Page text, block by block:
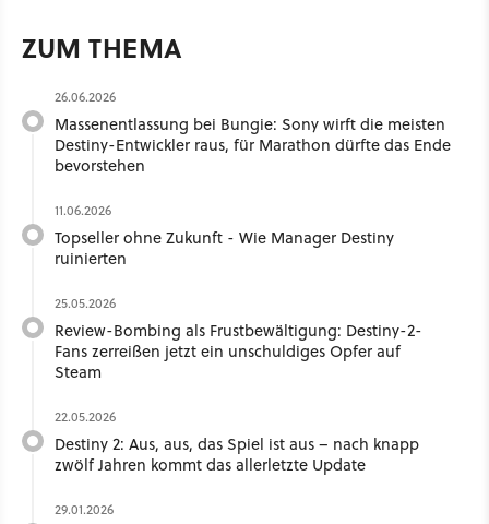
ZUM THEMA
26.06.2026
Massenentlassung bei Bungie: Sony wirft die meisten
Destiny-Entwickler raus, für Marathon dürfte das Ende
bevorstehen
11.06.2026
Topseller ohne Zukunft - Wie Manager Destiny
ruinierten
25.05.2026
Review-Bombing als Frustbewältigung: Destiny-2-
Fans zerreißen jetzt ein unschuldiges Opfer auf
Steam
22.05.2026
Destiny 2: Aus, aus, das Spiel ist aus – nach knapp
zwölf Jahren kommt das allerletzte Update
29.01.2026